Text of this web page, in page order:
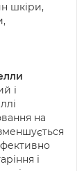
шкіри,
і
на
і